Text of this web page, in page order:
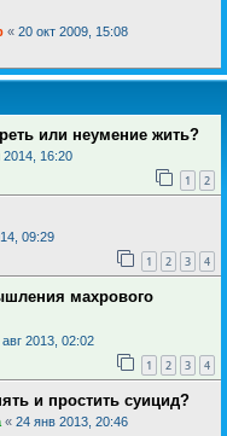
« 20 окт 2009, 15:08
или неумение жить?
16:20
1 2
09:29
1 2 3 4
махрового
2013, 02:02
1 2 3 4
и простить суицид?
« 24 янв 2013, 20:46